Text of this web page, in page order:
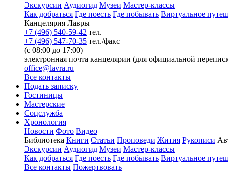
Экскурсии Аудиогид Музеи Мастер-классы
Как добраться Где поесть Где побывать Виртуальное
Канцелярия Лавры
+7 (496) 540-59-42 тел.
+7 (496) 547-70-35 тел./факс
(с 08:00 до 17:00)
электронная почта канцелярии (для официальной
office@lavra.ru
Все контакты
Подать записку
Гостиницы
Мастерские
Соцслужба
Хронология
Новости Фото Видео
Библиотека Книги Статьи Проповеди Жития Рукописи
Экскурсии Аудиогид Музеи Мастер-классы
Как добраться Где поесть Где побывать Виртуальное
Все контакты Пожертвовать